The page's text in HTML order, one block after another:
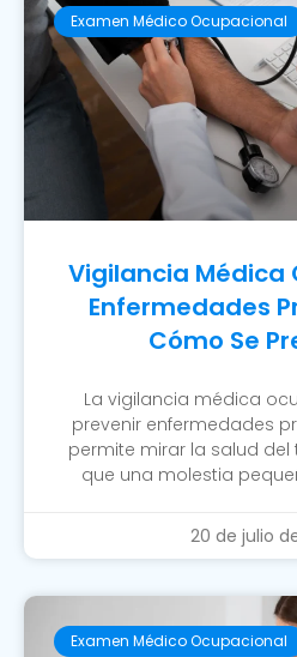
Examen Médico Ocupacional
Vigilancia Médica
Enfermedades
Cómo Se
La vigilancia médica
prevenir enfermedades
permite mirar la salud
que una molestia
20 de julio
Examen Médico Ocupacional